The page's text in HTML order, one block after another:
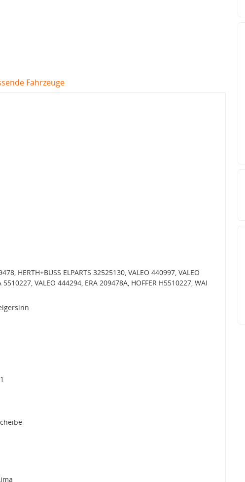
Fahrzeuge
HERTH+BUSS ELPARTS 32525130, VALEO 440997, VALEO
VALEO 444294, ERA 209478A, HOFFER H5510227, WAI